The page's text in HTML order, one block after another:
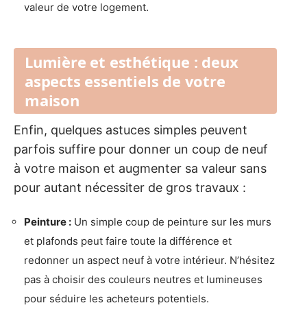
valeur de votre logement.
Lumière et esthétique : deux
aspects essentiels de votre
maison
Enfin, quelques astuces simples peuvent
parfois suffire pour donner un coup de neuf
à votre maison et augmenter sa valeur sans
pour autant nécessiter de gros travaux :
Peinture : Un simple coup de peinture sur les murs
et plafonds peut faire toute la différence et
redonner un aspect neuf à votre intérieur. N’hésitez
pas à choisir des couleurs neutres et lumineuses
pour séduire les acheteurs potentiels.